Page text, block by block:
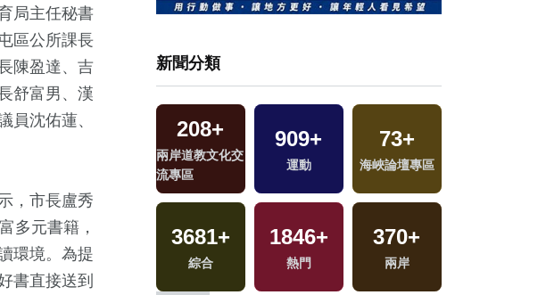
局主任秘書
區公所課長
陳盈達、吉
舒富男、漢
員沈佑蓮、
，市長盧秀
多元書籍，
環境。為提
書直接送到
新聞分類
+
熱門
370
13+
福建林公信俗文
化專區
3656+
文教
7441+
社會
112+
司法放大鏡
93+
評論
355+
影視